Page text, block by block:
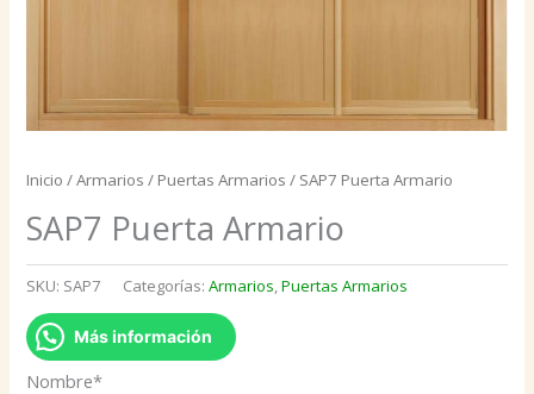
Inicio /Armarios / Puertas Armarios / SAP7 Puerta Armario
SAP7 Puerta Armario
SKU: SAP7 Categorías:Armarios,Puertas Armarios
Más información
Nombre*